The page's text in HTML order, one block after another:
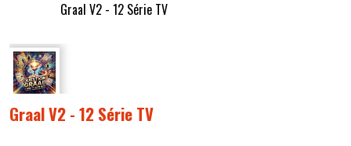
Graal V2 - 12 Série TV
Graal V2 - 12 Série TV